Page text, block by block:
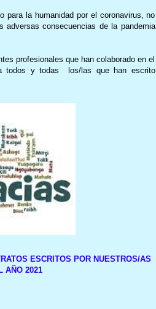
para la humanidad por el coronavirus, no
adversas consecuencias de la pandemia
profesionales que han colaborado en el
todos y todas los/las que han escrito
ESCRITOS POR NUESTROS/AS
AÑO 2021